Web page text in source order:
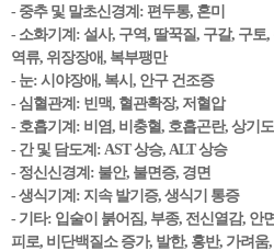
- 중추 및 말초신경계: 편두통, 혼미
- 소화기계: 설사, 구역, 딸꾹질, 구갈, 구토
역류, 위장장애, 복부팽만
- 눈: 시야장애, 복시, 안구 건조증
- 심혈관계: 빈맥, 혈관확장, 저혈압
- 호흡기계: 비염, 비충혈, 호흡곤란, 상기
- 간 및 담도계: AST 상승, ALT 상승
- 정신신경계: 불안, 불면증, 경면
- 생식기계: 지속 발기증, 생식기 통증
- 기타: 입술이 붉어짐, 부종, 전신열감, 안
피로, 비단백질소 증가, 발한, 홍반, 가려움